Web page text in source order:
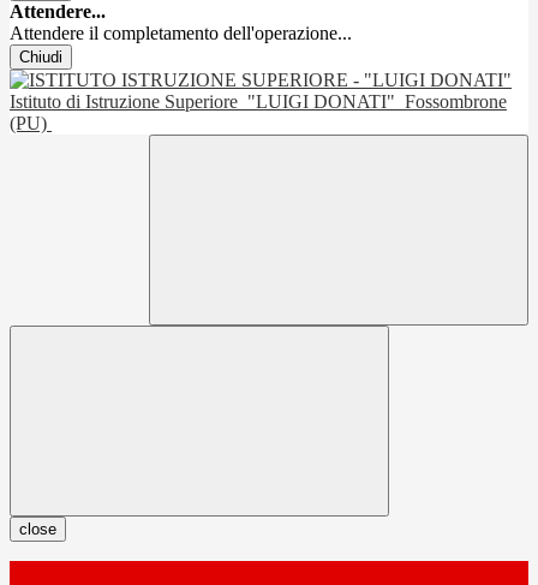
Attendere...
Attendere il completamento dell'operazione...
Chiudi
Istituto di Istruzione Superiore "LUIGI DONATI" Fossombrone
(PU)
close